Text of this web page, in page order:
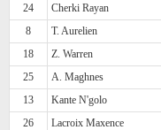
24
Cherki Rayan
8
T. Aurelien
18
Z. Warren
25
A. Maghnes
13
Kante N'golo
26
Lacroix Maxence